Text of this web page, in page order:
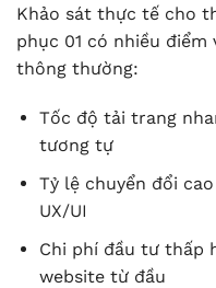
Khảo sát thực tế cho
phục 01 có nhiều
thông thường:
Tốc độ tải trang
tương tự
Tỷ lệ chuyển đổi
UX/UI
Chi phí đầu tư thấp
website từ đầu